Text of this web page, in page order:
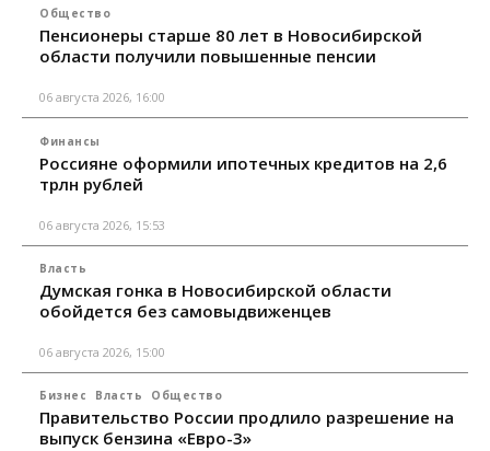
Общество
Пенсионеры старше 80 лет в Новосибирской
области получили повышенные пенсии
06 августа 2026, 16:00
Финансы
Россияне оформили ипотечных кредитов на 2,6
трлн рублей
06 августа 2026, 15:53
Власть
Думская гонка в Новосибирской области
обойдется без самовыдвиженцев
06 августа 2026, 15:00
Бизнес Власть Общество
Правительство России продлило разрешение на
выпуск бензина «Евро-3»